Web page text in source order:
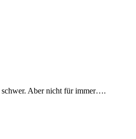
Aber nicht für immer….